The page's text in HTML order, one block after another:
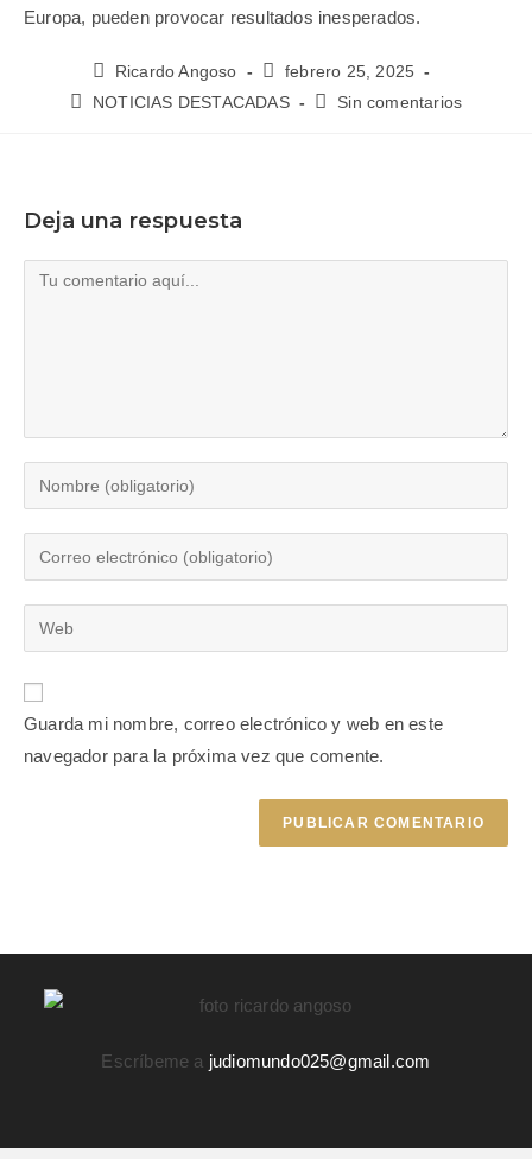
Europa, pueden provocar resultados inesperados.
Ricardo Angoso
febrero 25, 2025
NOTICIAS DESTACADAS
Sin comentarios
Deja una respuesta
Guarda mi nombre, correo electrónico y web en este
navegador para la próxima vez que comente.
Escríbeme a judiomundo025@gmail.com